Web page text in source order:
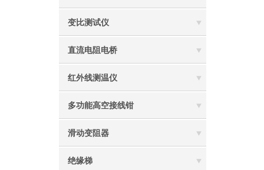
变比测试仪
直流电阻电桥
红外线测温仪
多功能高空接线钳
滑动变阻器
绝缘梯